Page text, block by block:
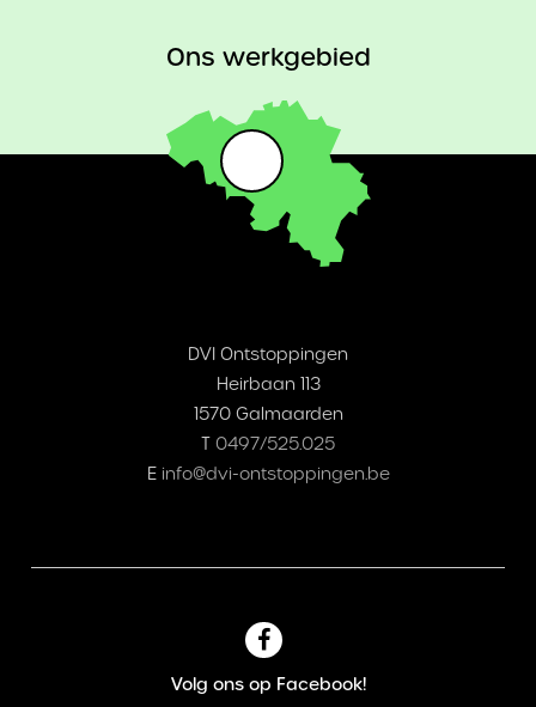
DVI Ontstoppingen
Heirbaan 113
1570 Galmaarden
T 0497/525.025
E info@dvi-ontstoppingen.be
Volg ons op Facebook!
Ons werkgebied